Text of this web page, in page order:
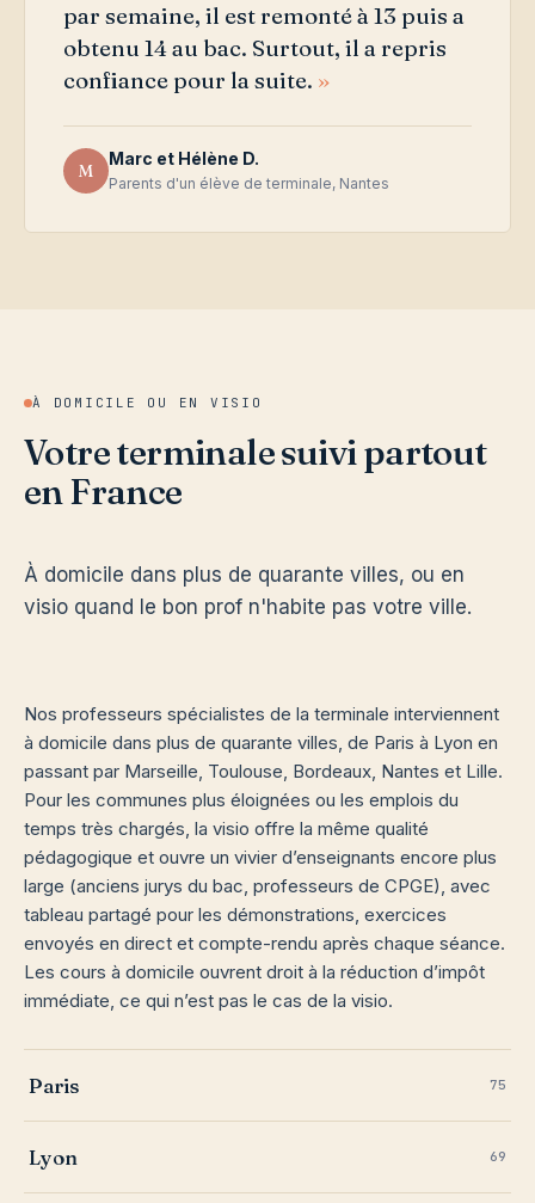
par semaine, il est remonté à 13 puis a
obtenu 14 au bac. Surtout, il a repris
confiance pour la suite.
M
Marc et Hélène D.
Parents d'un élève de terminale, Nantes
À DOMICILE OU EN VISIO
Votre terminale suivi partout
en France
À domicile dans plus de quarante villes, ou en
visio quand le bon prof n'habite pas votre ville.
Nos professeurs spécialistes de la terminale interviennent
à domicile dans plus de quarante villes, de Paris à Lyon en
passant par Marseille, Toulouse, Bordeaux, Nantes et Lille.
Pour les communes plus éloignées ou les emplois du
temps très chargés, la visio offre la même qualité
pédagogique et ouvre un vivier d’enseignants encore plus
large (anciens jurys du bac, professeurs de CPGE), avec
tableau partagé pour les démonstrations, exercices
envoyés en direct et compte-rendu après chaque séance.
Les cours à domicile ouvrent droit à la réduction d’impôt
immédiate, ce qui n’est pas le cas de la visio.
Paris 75
Lyon 69